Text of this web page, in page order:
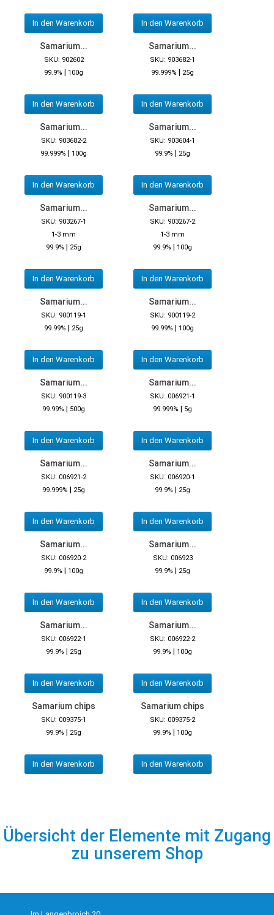
In den Warenkorb In den Warenkorb
Samarium...
SKU: 902602
99.9% | 100g
In den Warenkorb
Samarium...
SKU: 903682-1
99.999% | 25g
In den Warenkorb
Samarium...
SKU: 903682-2
99.999% | 100g
In den Warenkorb
Samarium...
SKU: 903604-1
99.9% | 25g
In den Warenkorb
Samarium...
SKU: 903267-1
1-3 mm
99.9% | 25g
In den Warenkorb
Samarium...
SKU: 903267-2
1-3 mm
99.9% | 100g
In den Warenkorb
Samarium...
SKU: 900119-1
99.99% | 25g
In den Warenkorb
Samarium...
SKU: 900119-2
99.99% | 100g
In den Warenkorb
Samarium...
SKU: 900119-3
99.99% | 500g
In den Warenkorb
Samarium...
SKU: 006921-1
99.999% | 5g
In den Warenkorb
Samarium...
SKU: 006921-2
99.999% | 25g
In den Warenkorb
Samarium...
SKU: 006920-1
99.9% | 25g
In den Warenkorb
Samarium...
SKU: 006920-2
99.9% | 100g
In den Warenkorb
Samarium...
SKU: 006923
99.9% | 25g
In den Warenkorb
Samarium...
SKU: 006922-1
99.9% | 25g
In den Warenkorb
Samarium...
SKU: 006922-2
99.9% | 100g
In den Warenkorb
Samarium chips
SKU: 009375-1
99.9% | 25g
In den Warenkorb
Samarium chips
SKU: 009375-2
99.9% | 100g
In den Warenkorb
Übersicht der Elemente mit Zugang
zu unserem Shop